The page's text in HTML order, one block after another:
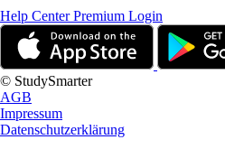
Help CenterPremium Login
© StudySmarter
AGB
Impressum
Datenschutzerklärung